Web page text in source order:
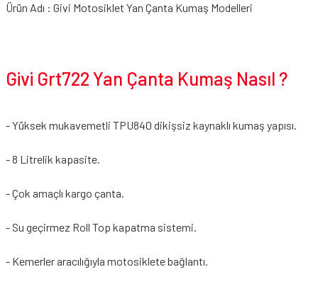
Ürün Adı : Givi Motosiklet Yan Çanta Kumaş Modelleri
Givi Grt722 Yan Çanta Kumaş Nasıl ?
- Yüksek mukavemetli TPU840 dikişsiz kaynaklı kumaş yapısı.
- 8 Litrelik kapasite.
- Çok amaçlı kargo çanta.
- Su geçirmez Roll Top kapatma sistemi.
- Kemerler aracılığıyla motosiklete bağlantı.